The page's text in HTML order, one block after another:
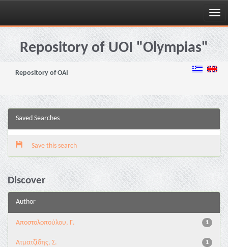
Skip
navigationRepository of UOI "Olympias"
Repository of OAI
Saved Searches
Save this search
Discover
Author
1
Αποστολοπούλου, Γ.
1
Ατματζίδης, Σ.